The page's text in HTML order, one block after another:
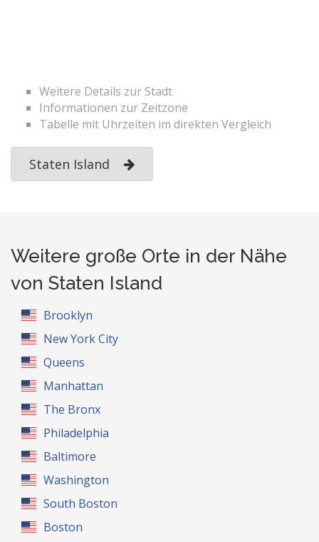
Weitere Details zur Stadt
Informationen zur Zeitzone
Tabelle mit Uhrzeiten im direkten Vergleich
Staten Island
Weitere große Orte in der Nähe
von Staten Island
Brooklyn
New York City
Queens
Manhattan
The Bronx
Philadelphia
Baltimore
Washington
South Boston
Boston